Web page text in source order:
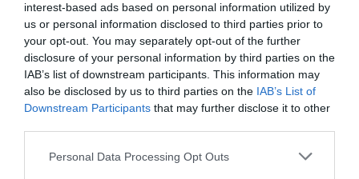
interest-based ads based on personal information utilized by
us or personal information disclosed to third parties prior to
your opt-out. You may separately opt-out of the further
disclosure of your personal information by third parties on the
IAB’s list of downstream participants. This information may
also be disclosed by us to third parties on the IAB’s List of
Downstream Participants that may further disclose it to other
Personal Data Processing Opt Outs